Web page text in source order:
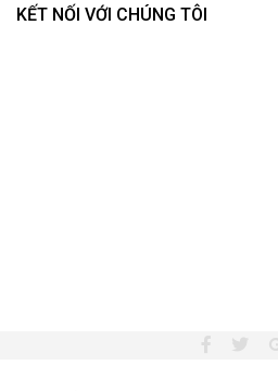
KẾT NỐI VỚI CHÚNG TÔI